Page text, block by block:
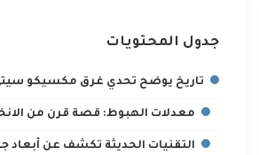
جدول المحتويات
تاريخ يوضح تحدي غرق مكسيكو
معدلات الهبوط: قصة قرن من
التقنيات الحديثة تكشف عن أبعاد